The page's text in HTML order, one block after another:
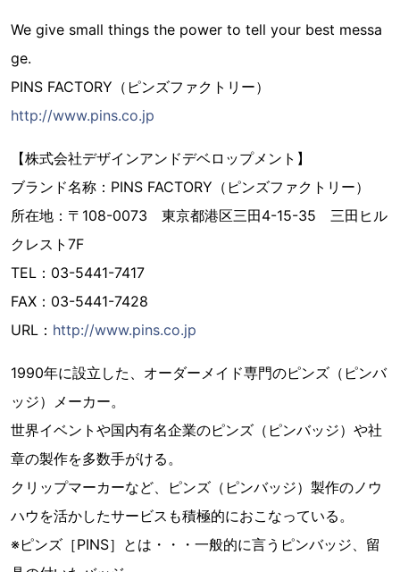
We give small things the power to tell your best messa
ge.
PINS FACTORY（ピンズファクトリー）
http://www.pins.co.jp
【株式会社デザインアンドデベロップメント】
ブランド名称：PINS FACTORY（ピンズファクトリー）
所在地：〒108-0073 東京都港区三田4-15-35 三田ヒル
クレスト7F
TEL：03-5441-7417
FAX：03-5441-7428
URL： http://www.pins.co.jp
1990年に設立した、オーダーメイド専門のピンズ（ピンバ
ッジ）メーカー。
世界イベントや国内有名企業のピンズ（ピンバッジ）や社
章の製作を多数手がける。
クリップマーカーなど、ピンズ（ピンバッジ）製作のノウ
ハウを活かしたサービスも積極的におこなっている。
※ピンズ［PINS］とは・・・一般的に言うピンバッジ、留